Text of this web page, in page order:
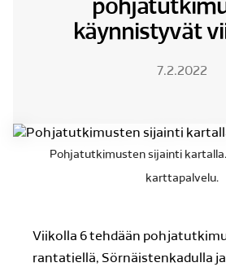
käynnistyvät
7.2.2022
Pohjatutkimusten sijainti
karttapalvelu.
Viikolla 6 tehdään
rantatiellä, Sörnäistenkadulla